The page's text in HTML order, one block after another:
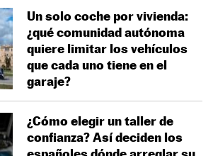
Un solo coche por vivienda:
¿qué comunidad autónoma
quiere limitar los vehículos
que cada uno tiene en el
garaje?
¿Cómo elegir un taller de
confianza? Así deciden los